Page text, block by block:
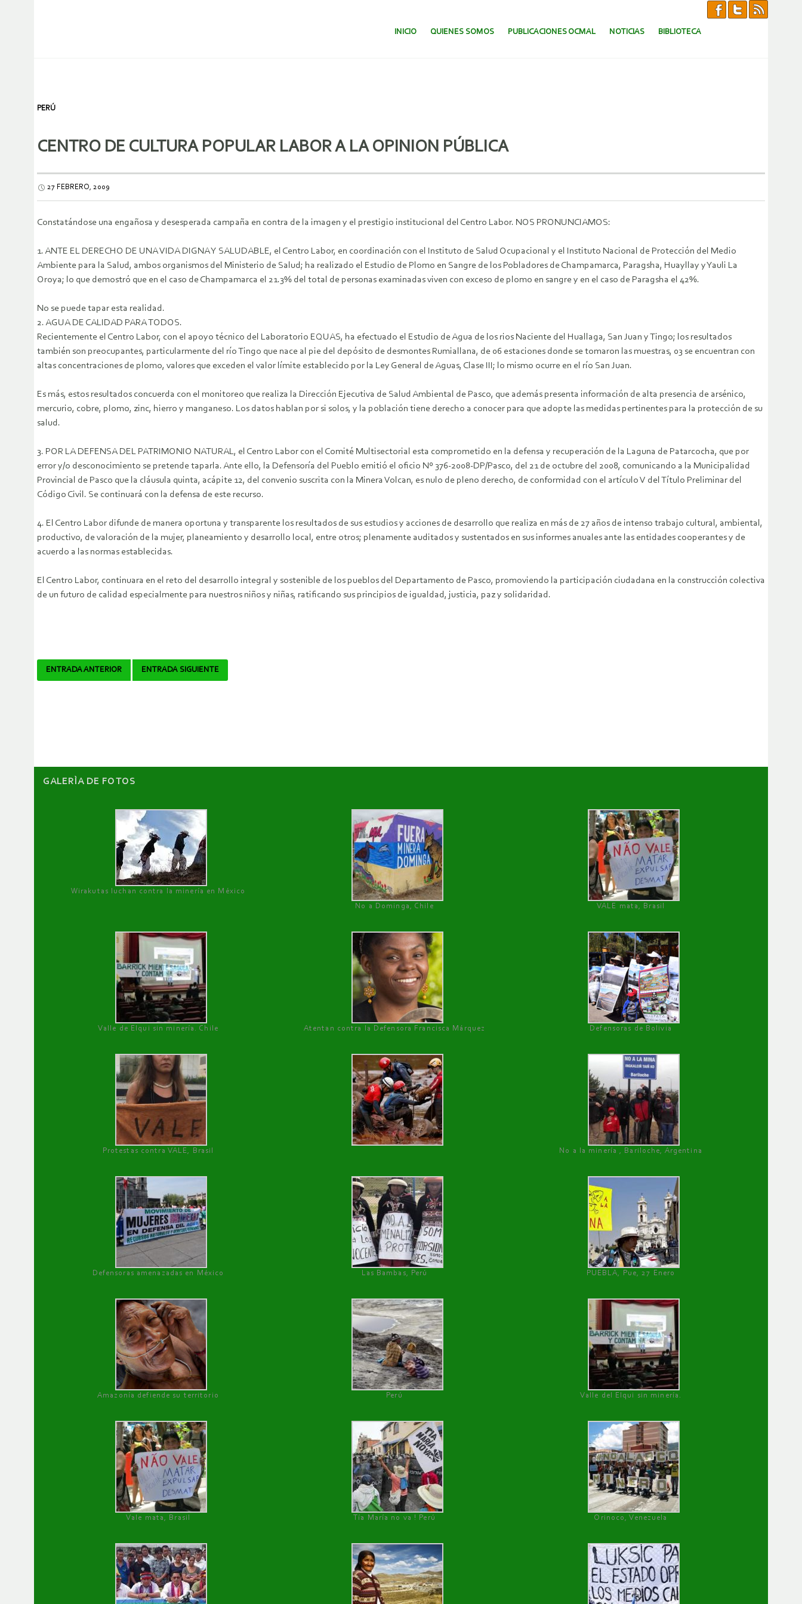
SALTAR AL CONTENIDO.
INICIO QUIENES SOMOS PUBLICACIONES OCMAL NOTICIAS BIBLIOTECA
PERÚ
CENTRO DE CULTURA POPULAR LABOR A LA OPINION PÚBLICA
27 FEBRERO, 2009
Constatándose una engañosa y desesperada campaña en contra de la imagen y el prestigio institucional del Centro Labor. NOS PRONUNCIAMOS:
1. ANTE EL DERECHO DE UNA VIDA DIGNA Y SALUDABLE, el Centro Labor, en coordinación con el Instituto de Salud Ocupacional y el Instituto Nacional de Protección del Medio
Ambiente para la Salud, ambos organismos del Ministerio de Salud; ha realizado el Estudio de Plomo en Sangre de los Pobladores de Champamarca, Paragsha, Huayllay y Yauli La
Oroya; lo que demostró que en el caso de Champamarca el 21.3% del total de personas examinadas viven con exceso de plomo en sangre y en el caso de Paragsha el 42%.
No se puede tapar esta realidad.
2. AGUA DE CALIDAD PARA TODOS.
Recientemente el Centro Labor, con el apoyo técnico del Laboratorio EQUAS, ha efectuado el Estudio de Agua de los rios Naciente del Huallaga, San Juan y Tingo; los resultados
también son preocupantes, particularmente del río Tingo que nace al pie del depósito de desmontes Rumiallana, de 06 estaciones donde se tomaron las muestras, 03 se encuentran con
altas concentraciones de plomo, valores que exceden el valor límite establecido por la Ley General de Aguas, Clase III; lo mismo ocurre en el río San Juan.
Es más, estos resultados concuerda con el monitoreo que realiza la Dirección Ejecutiva de Salud Ambiental de Pasco, que además presenta información de alta presencia de arsénico,
mercurio, cobre, plomo, zinc, hierro y manganeso. Los datos hablan por si solos, y la población tiene derecho a conocer para que adopte las medidas pertinentes para la protección de su
salud.
3. POR LA DEFENSA DEL PATRIMONIO NATURAL, el Centro Labor con el Comité Multisectorial esta comprometido en la defensa y recuperación de la Laguna de Patarcocha, que por
error y/o desconocimiento se pretende taparla. Ante ello, la Defensoría del Pueblo emitió el oficio Nº 376-2008-DP/Pasco, del 21 de octubre del 2008, comunicando a la Municipalidad
Provincial de Pasco que la cláusula quinta, acápite 12, del convenio suscrita con la Minera Volcan, es nulo de pleno derecho, de conformidad con el artículo V del Título Preliminar del
Código Civil. Se continuará con la defensa de este recurso.
4. El Centro Labor difunde de manera oportuna y transparente los resultados de sus estudios y acciones de desarrollo que realiza en más de 27 años de intenso trabajo cultural, ambiental,
productivo, de valoración de la mujer, planeamiento y desarrollo local, entre otros; plenamente auditados y sustentados en sus informes anuales ante las entidades cooperantes y de
acuerdo a las normas establecidas.
El Centro Labor, continuara en el reto del desarrollo integral y sostenible de los pueblos del Departamento de Pasco, promoviendo la participación ciudadana en la construcción colectiva
de un futuro de calidad especialmente para nuestros niños y niñas, ratificando sus principios de igualdad, justicia, paz y solidaridad.
Navegador
ENTRADA ANTERIOR ENTRADA SIGUIENTE
GALERÌA DE FOTOS
Wirakutas luchan contra la minería en México
No a Dominga, Chile
VALE mata, Brasil
Valle de Elqui sin minería. Chile Atentan contra la Defensora Francisca Márquez Defensoras de Bolivia
Protestas contra VALE, Brasil No a la minería , Bariloche, Argentina
Defensoras amenazadas en México Las Bambas, Perú PUEBLA, Pue, 27 Enero
Amazonía defiende su territorio Perú Valle del Elqui sin minería.
Vale mata, Brasil Tía María no va ! Perú Orinoco, Venezuela